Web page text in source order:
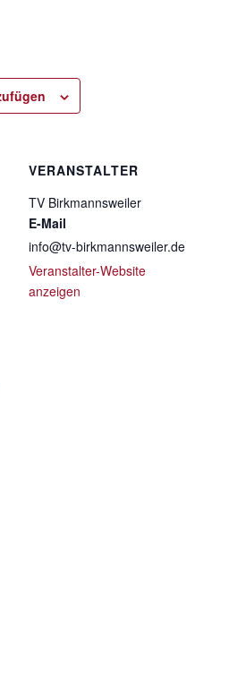
VERANSTALTER
TV Birkmannsweiler
E-Mail
info@tv-birkmannsweiler.de
Veranstalter-Website
anzeigen